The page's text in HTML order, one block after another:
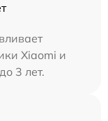
Xiaomi и
3 лет.